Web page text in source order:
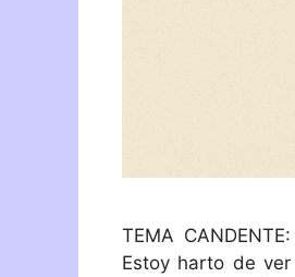
TEMA
Estoy harto de